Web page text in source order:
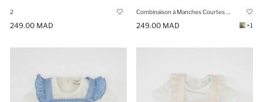
2
249.00 MAD
Combinaison à Manches Courtes à Motifs de Palmiers pour Bébé Garçon
249.00 MAD +1